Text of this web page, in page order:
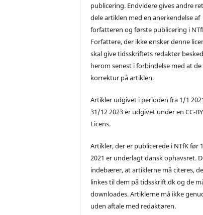
publicering. Endvidere gives andre
dele artiklen med en anerkendelse af
forfatteren og første publicering i
Forfattere, der ikke ønsker denne
skal give tidsskriftets redaktør besked
herom senest i forbindelse med at
korrektur på artiklen.
Artikler udgivet i perioden fra 1/1
31/12 2023 er udgivet under en CC-
Licens.
Artikler, der er publicerede i NTfK før
2021 er underlagt dansk ophavsret.
indebærer, at artiklerne må citeres,
linkes til dem på tidsskrift.dk og de
downloades. Artiklerne må ikke
uden aftale med redaktøren.